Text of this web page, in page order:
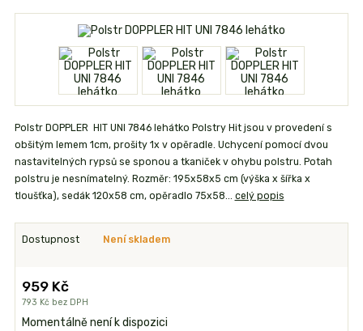
Polstr DOPPLER HIT UNI 7846 lehátko Polstry Hit jsou v provedení s
obšitým lemem 1cm, prošity 1x v opěradle. Uchycení pomocí dvou
nastavitelných rypsů se sponou a tkaniček v ohybu polstru. Potah
polstru je nesnímatelný. Rozměr: 195x58x5 cm (výška x šířka x
tloušťka), sedák 120x58 cm, opěradlo 75x58... celý popis
Dostupnost Není skladem
959 Kč
793 Kč bez DPH
Momentálně není k dispozici